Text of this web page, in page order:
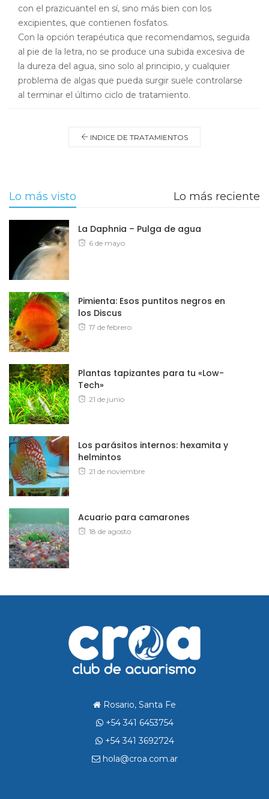
con el prazicuantel en sí, sino más bien con los
excipientes, que contienen fosfatos.
Con la opción terapéutica que recomendamos, seguida
al pie de la letra, no se produce una subida excesiva de
la dureza del agua, sino solo al principio, y cualquier
problema de algas que pueda surgir suele controlarse
al terminar el último ciclo de tratamiento.
INDICE DE TRATAMIENTOS
Lo más visto Lo más reciente
La Daphnia – Pulga de agua
Posted
6 de mayo
Pimienta: Esos puntitos negros en
los Discus
Posted
17 de febrero
Plantas tapizantes para tu «Low-
Tech»
Posted
21 de junio
Los parásitos internos: hexamita y
helmintos
Posted
21 de noviembre
Acuario para camarones
Posted
18 de agosto
Rosario, Santa Fe
+54 341 6453754
+54 341 3692724
hola@croa.com.ar